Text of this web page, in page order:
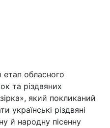
етап обласного
та різдвяних
який покликаний
українські різдвяні
й народну пісенну